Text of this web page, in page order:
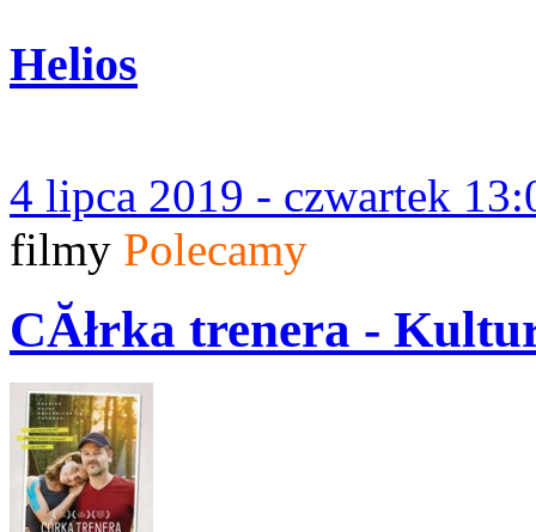
Helios
4 lipca 2019 - czwartek
filmy Polecamy
CĂłrka trenera -